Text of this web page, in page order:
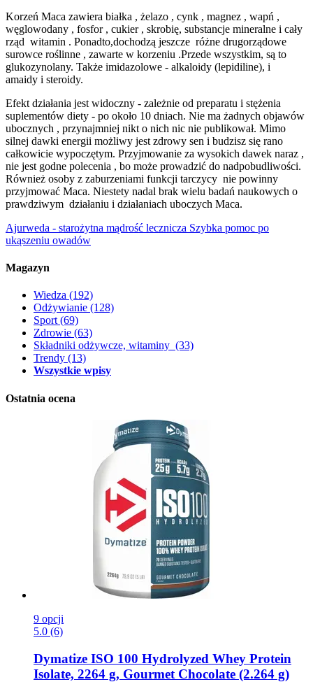
Korzeń Maca zawiera białka , żelazo , cynk , magnez , wapń ,
węglowodany , fosfor , cukier , skrobię, substancje mineralne i cały
rząd witamin . Ponadto,dochodzą jeszcze różne drugorządowe
surowce roślinne , zawarte w korzeniu .Przede wszystkim, są to
glukozynolany. Także imidazolowe - alkaloidy (lepidiline), i
amaidy i steroidy.
Efekt działania jest widoczny - zależnie od preparatu i stężenia
suplementów diety - po około 10 dniach. Nie ma żadnych objawów
ubocznych , przynajmniej nikt o nich nic nie publikował. Mimo
silnej dawki energii możliwy jest zdrowy sen i budzisz się rano
całkowicie wypoczętym. Przyjmowanie za wysokich dawek naraz ,
nie jest godne polecenia , bo może prowadzić do nadpobudliwości.
Również osoby z zaburzeniami funkcji tarczycy nie powinny
przyjmować Maca. Niestety nadal brak wielu badań naukowych o
prawdziwym działaniu i działaniach uboczych Maca.
Ajurweda - starożytna mądrość lecznicza Szybka pomoc po
ukąszeniu owadów
Magazyn
Wiedza (192)
Odżywianie (128)
Sport(69)
Zdrowie (63)
Składniki odżywcze, witaminy (33)
Trendy (13)
Wszystkie wpisy
Ostatnia ocena
9 opcji
5.0 (6)
Dymatize ISO 100 Hydrolyzed Whey Protein
Isolate, 2264 g, Gourmet Chocolate (2.264 g)